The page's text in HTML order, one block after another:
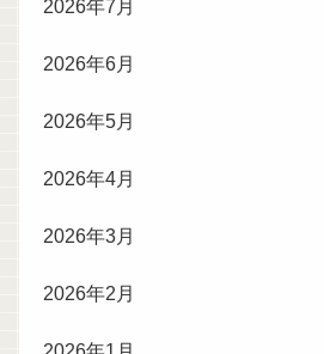
2026年7月
2026年6月
2026年5月
2026年4月
2026年3月
2026年2月